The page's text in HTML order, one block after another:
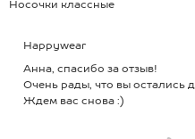
Носочки классные
Happywear
Анна, спасибо за отзыв!
Очень рады, что вы остались
Ждем вас снова :)